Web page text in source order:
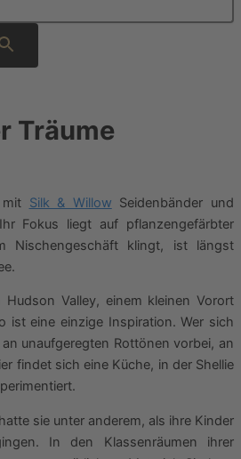
Träume
Silk & Willow Seidenbänder und
Fokus liegt auf pflanzengefärbter
Nischengeschäft klingt, ist längst
Valley, einem kleinen Vorort
ist eine einzige Inspiration. Wer sich
unaufgeregten Rottönen vorbei, an
findet sich eine Küche, in der Shellie
hatte sie unter anderem, als ihre Kinder
In den Klassenräumen ihrer